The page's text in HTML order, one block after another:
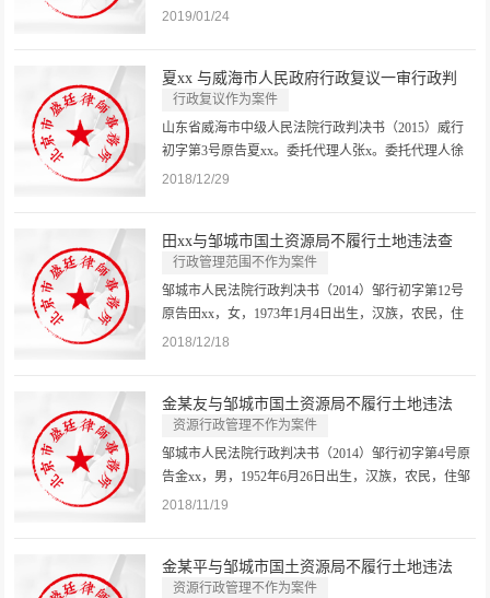
城市xxx29号x号楼x单元xx室。委托代理人王律师，北
局长。委托代理人张律师，山...
2019/01/24
夏xx 与威海市人民政府行政复议一审行政判
决...
行政复议作为案件
乡镇政府及街道办事处作为案件
山东省威海市中级人民法院行政判决书（2015）威行
初字第3号原告夏xx。委托代理人张x。委托代理人徐
勇，北京市盛廷律师事务所律师。被告威海市人民政
议应诉科科长。委托代理人林xx，威...
2018/12/29
田xx与邹城市国土资源局不履行土地违法查
处...
行政管理范围不作为案件
邹城市人民法院行政判决书（2014）邹行初字第12号
原告田xx，女，1973年1月4日出生，汉族，农民，住
邹城市北宿镇。委托代理人王律师，北京市盛廷律师
理人张律师，山东匡衡律师事务所...
2018/12/18
金某友与邹城市国土资源局不履行土地违法
查...
资源行政管理不作为案件
邹城市人民法院行政判决书（2014）邹行初字第4号原
告金xx，男，1952年6月26日出生，汉族，农民，住邹
城市北宿镇。委托代理人王律师，北京市盛廷律师事
人张律师，山东匡衡律师事务所...
2018/11/19
金某平与邹城市国土资源局不履行土地违法
查...
资源行政管理不作为案件